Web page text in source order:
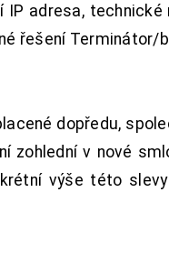
adresa, technické
řešení Terminátor/
dopředu,
zohlední v nové
výše této